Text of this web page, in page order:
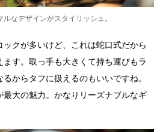
なデザインがスタイリッシュ。
ックが多いけど、これは蛇口式だから
す。取っ手も大きくて持ち運びもラ
からタフに扱えるのもいいですね。
大の魅力。かなりリーズナブルなギ